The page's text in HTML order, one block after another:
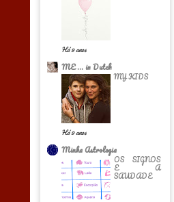
Há 9 anos
ME... in Dutch
MY KIDS
Há 9 anos
Minha Astrologia
OS SIGNOS
E A
SAUDADE